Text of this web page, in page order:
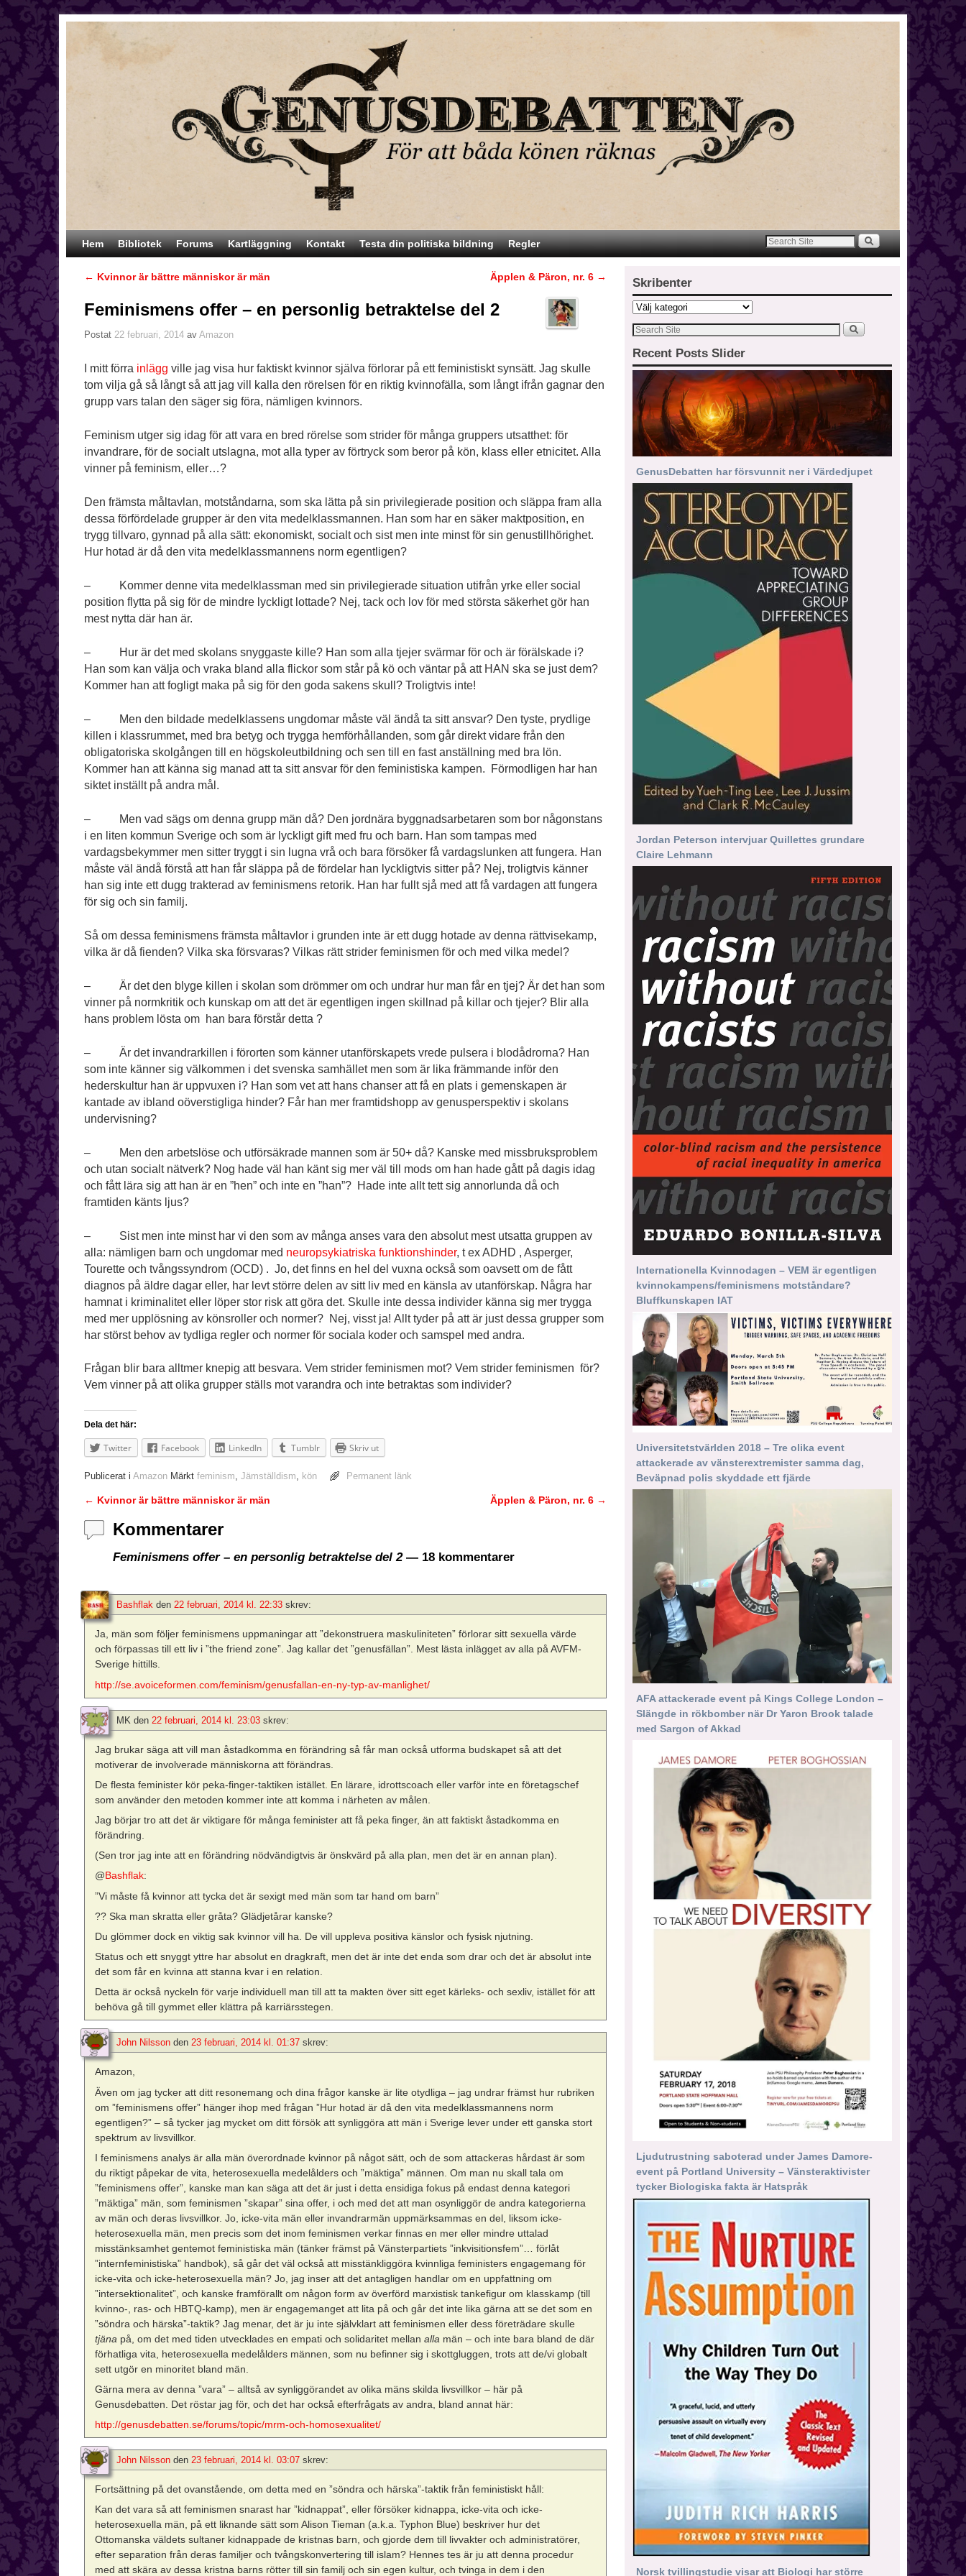
Hoppa till huvudinnehåll
Hoppa till sekundärt innehåll
Hem Bibliotek Forums Kartläggning Kontakt Testa din politiska bildning Regler
Inläggsnavigering
← Kvinnor är bättre människor är män Äpplen & Päron, nr. 6 →
Feminismens offer – en personlig betraktelse del 2
Postat 22 februari, 2014 av Amazon
I mitt förra inlägg ville jag visa hur faktiskt kvinnor själva förlorar på ett feministiskt synsätt. Jag skulle
tom vilja gå så långt så att jag vill kalla den rörelsen för en riktig kvinnofälla, som långt ifrån gagnar den
grupp vars talan den säger sig föra, nämligen kvinnors.
Feminism utger sig idag för att vara en bred rörelse som strider för många gruppers utsatthet: för
invandrare, för de socialt utslagna, mot alla typer av förtryck som beror på kön, klass eller etnicitet. Alla
vinner på feminism, eller…?
Den främsta måltavlan, motståndarna, som ska lätta på sin privilegierade position och släppa fram alla
dessa förfördelade grupper är den vita medelklassmannen. Han som har en säker maktposition, en
trygg tillvaro, gynnad på alla sätt: ekonomiskt, socialt och sist men inte minst för sin genustillhörighet.
Hur hotad är då den vita medelklassmannens norm egentligen?
– Kommer denne vita medelklassman med sin privilegierade situation utifrån yrke eller social
position flytta på sig för de mindre lyckligt lottade? Nej, tack och lov för med största säkerhet gör han
mest nytta där han är.
– Hur är det med skolans snyggaste kille? Han som alla tjejer svärmar för och är förälskade i?
Han som kan välja och vraka bland alla flickor som står på kö och väntar på att HAN ska se just dem?
Kommer han att fogligt maka på sig för den goda sakens skull? Troligtvis inte!
– Men den bildade medelklassens ungdomar måste väl ändå ta sitt ansvar? Den tyste, prydlige
killen i klassrummet, med bra betyg och trygga hemförhållanden, som går direkt vidare från den
obligatoriska skolgången till en högskoleutbildning och sen till en fast anställning med bra lön.
Kommer han att känna sig manad att ta sitt ansvar för den feministiska kampen. Förmodligen har han
siktet inställt på andra mål.
– Men vad sägs om denna grupp män då? Den jordnära byggnadsarbetaren som bor någonstans
i en liten kommun Sverige och som är lyckligt gift med fru och barn. Han som tampas med
vardagsbekymmer men sitter tryggt i sin lugna vrå och bara försöker få vardagslunken att fungera. Han
måste väl ändå förstå att han får släppa på de fördelar han lyckligtvis sitter på? Nej, troligtvis känner
han sig inte ett dugg trakterad av feminismens retorik. Han har fullt sjå med att få vardagen att fungera
för sig och sin familj.
Så om dessa feminismens främsta måltavlor i grunden inte är ett dugg hotade av denna rättvisekamp,
vilka är då fienden? Vilka ska försvaras? Vilkas rätt strider feminismen för och med vilka medel?
– Är det den blyge killen i skolan som drömmer om och undrar hur man får en tjej? Är det han som
vinner på normkritik och kunskap om att det är egentligen ingen skillnad på killar och tjejer? Blir alla
hans problem lösta om han bara förstår detta ?
– Är det invandrarkillen i förorten som känner utanförskapets vrede pulsera i blodådrorna? Han
som inte känner sig välkommen i det svenska samhället men som är lika främmande inför den
hederskultur han är uppvuxen i? Han som vet att hans chanser att få en plats i gemenskapen är
kantade av ibland oöverstigliga hinder? Får han mer framtidshopp av genusperspektiv i skolans
undervisning?
– Men den arbetslöse och utförsäkrade mannen som är 50+ då? Kanske med missbruksproblem
och utan socialt nätverk? Nog hade väl han känt sig mer väl till mods om han hade gått på dagis idag
och fått lära sig att han är en ”hen” och inte en ”han”? Hade inte allt tett sig annorlunda då och
framtiden känts ljus?
– Sist men inte minst har vi den som av många anses vara den absolut mest utsatta gruppen av
alla: nämligen barn och ungdomar med neuropsykiatriska funktionshinder, t ex ADHD , Asperger,
Tourette och tvångssyndrom (OCD) . Jo, det finns en hel del vuxna också som oavsett om de fått
diagnos på äldre dagar eller, har levt större delen av sitt liv med en känsla av utanförskap. Några har
hamnat i kriminalitet eller löper stor risk att göra det. Skulle inte dessa individer känna sig mer trygga
med mer upplösning av könsroller och normer? Nej, visst ja! Allt tyder på att är just dessa grupper som
har störst behov av tydliga regler och normer för sociala koder och samspel med andra.
Frågan blir bara alltmer knepig att besvara. Vem strider feminismen mot? Vem strider feminismen för?
Vem vinner på att olika grupper ställs mot varandra och inte betraktas som individer?
Dela det här:
Twitter Facebook LinkedIn Tumblr Skriv ut
Publicerat i Amazon Märkt feminism Jämställdism kön Permanent länk
Inläggsnavigering
← Kvinnor är bättre människor är män Äpplen & Päron, nr. 6 →
Kommentarer
Feminismens offer – en personlig betraktelse del 2— 18 kommentarer
Bashflak den 22 februari, 2014 kl. 22:33 skrev:
Ja, män som följer feminismens uppmaningar att ”dekonstruera maskuliniteten” förlorar sitt sexuella värde
och förpassas till ett liv i ”the friend zone”. Jag kallar det ”genusfällan”. Mest lästa inlägget av alla på AVFM-
Sverige hittills.
http://se.avoiceformen.com/feminism/genusfallan-en-ny-typ-av-manlighet/
MK den 22 februari, 2014 kl. 23:03 skrev:
Jag brukar säga att vill man åstadkomma en förändring så får man också utforma budskapet så att det
motiverar de involverade människorna att förändras.
De flesta feminister kör peka-finger-taktiken istället. En lärare, idrottscoach eller varför inte en företagschef
som använder den metoden kommer inte att komma i närheten av målen.
Jag börjar tro att det är viktigare för många feminister att få peka finger, än att faktiskt åstadkomma en
förändring.
(Sen tror jag inte att en förändring nödvändigtvis är önskvärd på alla plan, men det är en annan plan).
@Bashflak:
”Vi måste få kvinnor att tycka det är sexigt med män som tar hand om barn”
?? Ska man skratta eller gråta? Glädjetårar kanske?
Du glömmer dock en viktig sak kvinnor vill ha. De vill uppleva positiva känslor och fysisk njutning.
Status och ett snyggt yttre har absolut en dragkraft, men det är inte det enda som drar och det är absolut inte
det som får en kvinna att stanna kvar i en relation.
Detta är också nyckeln för varje individuell man till att ta makten över sitt eget kärleks- och sexliv, istället för att
behöva gå till gymmet eller klättra på karriärsstegen.
John Nilsson den 23 februari, 2014 kl. 01:37 skrev:
Amazon,
Även om jag tycker att ditt resonemang och dina frågor kanske är lite otydliga – jag undrar främst hur rubriken
om ”feminismens offer” hänger ihop med frågan ”Hur hotad är då den vita medelklassmannens norm
egentligen?” – så tycker jag mycket om ditt försök att synliggöra att män i Sverige lever under ett ganska stort
spektrum av livsvillkor.
I feminismens analys är alla män överordnade kvinnor på något sätt, och de som attackeras hårdast är som
du riktigt påpekar de vita, heterosexuella medelålders och ”mäktiga” männen. Om man nu skall tala om
”feminismens offer”, kanske man kan säga att det är just i detta ensidiga fokus på endast denna kategori
”mäktiga” män, som feminismen ”skapar” sina offer, i och med det att man osynliggör de andra kategorierna
av män och deras livsvillkor. Jo, icke-vita män eller invandrarmän uppmärksammas en del, liksom icke-
heterosexuella män, men precis som det inom feminismen verkar finnas en mer eller mindre uttalad
misstänksamhet gentemot feministiska män (tänker främst på Vänsterpartiets ”inkvisitionsfem”… förlåt
”internfeministiska” handbok), så går det väl också att misstänkliggöra kvinnliga feministers engagemang för
icke-vita och icke-heterosexuella män? Jo, jag inser att det antagligen handlar om en uppfattning om
”intersektionalitet”, och kanske framförallt om någon form av överförd marxistisk tankefigur om klasskamp (till
kvinno-, ras- och HBTQ-kamp), men är engagemanget att lita på och går det inte lika gärna att se det som en
”söndra och härska”-taktik? Jag menar, det är ju inte självklart att feminismen eller dess företrädare skulle
tjäna på, om det med tiden utvecklades en empati och solidaritet mellanalla män – och inte bara bland de där
förhatliga vita, heterosexuella medelålders männen, som nu befinner sig i skottgluggen, trots att de/vi globalt
sett utgör en minoritet bland män.
Gärna mera av denna ”vara” – alltså av synliggörandet av olika mäns skilda livsvillkor – här på
Genusdebatten. Det röstar jag för, och det har också efterfrågats av andra, bland annat här:
http://genusdebatten.se/forums/topic/mrm-och-homosexualitet/
John Nilsson den 23 februari, 2014 kl. 03:07 skrev:
Fortsättning på det ovanstående, om detta med en ”söndra och härska”-taktik från feministiskt håll:
Kan det vara så att feminismen snarast har ”kidnappat”, eller försöker kidnappa, icke-vita och icke-
heterosexuella män, på ett liknande sätt som Alison Tieman (a.k.a. Typhon Blue) beskriver hur det
Ottomanska väldets sultaner kidnappade de kristnas barn, och gjorde dem till livvakter och administratörer,
efter separation från deras familjer och tvångskonvertering till islam? Hennes tes är ju att denna procedur
med att skära av dessa kristna barns rötter till sin familj och sin egen kultur, och tvinga in dem i den
Skribenter
Recent Posts Slider
GenusDebatten har försvunnit ner i Värdedjupet
Jordan Peterson intervjuar Quillettes grundare
Claire Lehmann
Internationella Kvinnodagen – VEM är egentligen
kvinnokampens/feminismens motståndare?
Bluffkunskapen IAT
Universitetstvärlden 2018 – Tre olika event
attackerade av vänsterextremister samma dag,
Beväpnad polis skyddade ett fjärde
AFA attackerade event på Kings College London –
Slängde in rökbomber när Dr Yaron Brook talade
med Sargon of Akkad
Ljudutrustning saboterad under James Damore-
event på Portland University – Vänsteraktivister
tycker Biologiska fakta är Hatspråk
Norsk tvillingstudie visar att Biologi har större